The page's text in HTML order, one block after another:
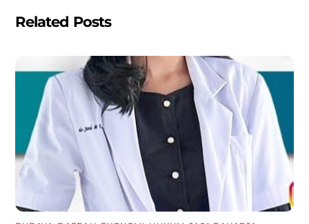
k
Related Posts